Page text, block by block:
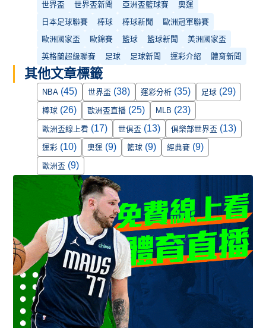
世界盃 世界盃新聞 亞洲盃籃球賽
奧運
日本足球聯賽
棒球 棒球新聞
歐洲冠軍聯賽
歐洲國家盃
歐錦賽 籃球 籃球新聞
美洲國家盃
英格蘭超級聯賽
足球 足球新聞 運彩介紹 體育新聞
其他文章標籤
NBA (45) 世界盃 (38) 運彩分析 (35) 足球 (29)
棒球 (26) 歐洲盃直播 (25) MLB (23)
歐洲盃線上看 (17) 世俱盃 (13) 俱樂部世界盃 (13)
運彩 (10) 奧運 (9) 籃球 (9) 經典賽 (9)
歐洲盃 (9)